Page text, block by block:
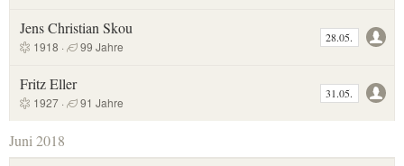
Jens Christian Skou
1918 · 99 Jahre
28.05.
Fritz Eller
1927 · 91 Jahre
31.05.
Juni 2018